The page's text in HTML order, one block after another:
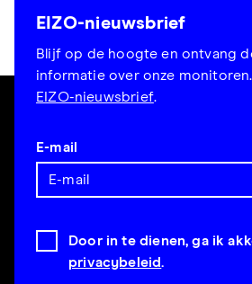
EIZO-nieuwsbrief
Blijf op de hoogte en ontvang
informatie over onze monitoren.
EIZO-nieuwsbrief.
E-mail
Door in te dienen, ga ik
privacybeleid.